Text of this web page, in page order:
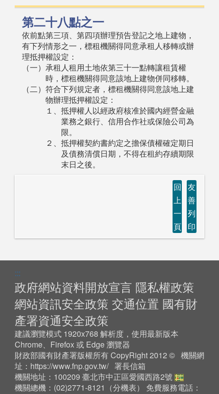
第二十八點之一
依前點第三項、第四項辦理預告登記之地上建物，
有下列情形之一，標租機關得同意承租人移轉或辦
理抵押權設定：
（一）承租人租用土地依第三十一點轉讓租賃權
時，標租機關得同意該地上建物併同移轉。
（二）符合下列規定者，標租機關得同意該地上建
物辦理抵押權設定：
１、抵押權人以經政府核准於國內經營金融
業務之銀行、信用合作社或保險公司為
限。
２、抵押權契約書約定之擔保債權確定期日
及債務清償日期，不得在租約存續期限
末日之後。
回
上
一
頁
友
善
列
印
:::
政府網站資料開放宣言 隱私權政策
網站資訊安全政策 交通位置 國有財
產署資通安全政策
建議瀏覽模式 1920x768 解析度，使用最新版本
Chrome、Firefox 或 Edge 瀏覽器
財政部國有財產署版權所有 CopyRight 2012 © 機關網
址： https://www.fnp.gov.tw/ 署長信箱
機關地址：100209 臺北市中正區愛國西路2號
機關總機：(02)2771-8121（分機表） 免費服務電話：